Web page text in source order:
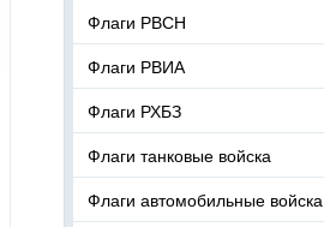
Флаги РВСН
Флаги РВИА
Флаги РХБЗ
Флаги танковые войска
Флаги автомобильные войска